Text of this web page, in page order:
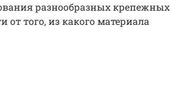
разнообразных крепежных
того, из какого материала